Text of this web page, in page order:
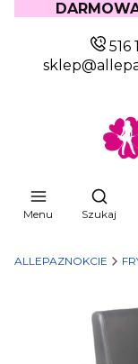
516
Menu Szukaj
ALLEPAZNOKCIE